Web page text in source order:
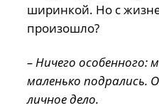
ширинкой. Но с
произошло?
– Ничего особенного:
маленько подрались.
личное дело.